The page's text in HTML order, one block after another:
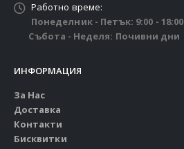
Работно време:
Понеделник - Петък: 9:00 - 18:00
Събота - Неделя: Почивни дни
ИНФОРМАЦИЯ
За Нас
Доставка
Контакти
Бисквитки